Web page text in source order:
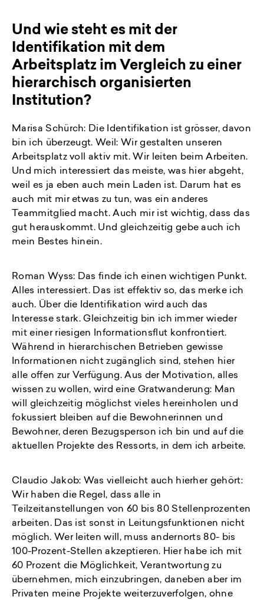
Und wie steht es mit der
Identifikation mit dem
Arbeitsplatz im Vergleich zu einer
hierarchisch organisierten
Institution?
Marisa Schürch: Die Identifikation ist grösser, davon
bin ich überzeugt. Weil: Wir gestalten unseren
Arbeitsplatz voll aktiv mit. Wir leiten beim Arbeiten.
Und mich interessiert das meiste, was hier abgeht,
weil es ja eben auch mein Laden ist. Darum hat es
auch mit mir etwas zu tun, was ein anderes
Teammitglied macht. Auch mir ist wichtig, dass das
gut herauskommt. Und gleichzeitig gebe auch ich
mein Bestes hinein.
Roman Wyss: Das finde ich einen wichtigen Punkt.
Alles interessiert. Das ist effektiv so, das merke ich
auch. Über die Identifikation wird auch das
Interesse stark. Gleichzeitig bin ich immer wieder
mit einer riesigen Informationsflut konfrontiert.
Während in hierarchischen Betrieben gewisse
Informationen nicht zugänglich sind, stehen hier
alle offen zur Verfügung. Aus der Motivation, alles
wissen zu wollen, wird eine Gratwanderung: Man
will gleichzeitig möglichst vieles hereinholen und
fokussiert bleiben auf die Bewohnerinnen und
Bewohner, deren Bezugsperson ich bin und auf die
aktuellen Projekte des Ressorts, in dem ich arbeite.
Claudio Jakob: Was vielleicht auch hierher gehört:
Wir haben die Regel, dass alle in
Teilzeitanstellungen von 60 bis 80 Stellenprozenten
arbeiten. Das ist sonst in Leitungsfunktionen nicht
möglich. Wer leiten will, muss andernorts 80- bis
100-Prozent-Stellen akzeptieren. Hier habe ich mit
60 Prozent die Möglichkeit, Verantwortung zu
übernehmen, mich einzubringen, daneben aber im
Privaten meine Projekte weiterzuverfolgen, ohne